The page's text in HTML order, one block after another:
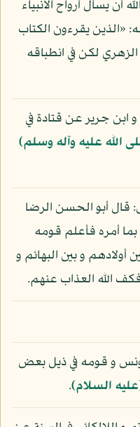
أن يسأل أرواح الأنبياء
«الذين يقرءون الكتاب
لكن في انطباقه
و ابن جرير عن قتادة في
الله عليه وآله وسلم)
قال أبو الحسن الرضا
بما أمره فأعلم قومه
أولادهم و بين البهائم و
الله العذاب عنهم.
و قومه في ذيل بعض
السلام).